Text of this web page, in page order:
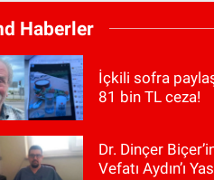
Haberler
İçkili sofra
81 bin TL ceza!
Dr. Dinçer
Vefatı Aydın’ı